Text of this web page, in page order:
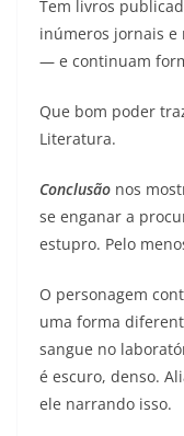
Tem livros
inúmeros jornais e
— e continuam
Que bom poder
Literatura.
Conclusão nos
se enganar a
estupro. Pelo
O personagem
uma forma
sangue no
é escuro, denso.
ele narrando isso.